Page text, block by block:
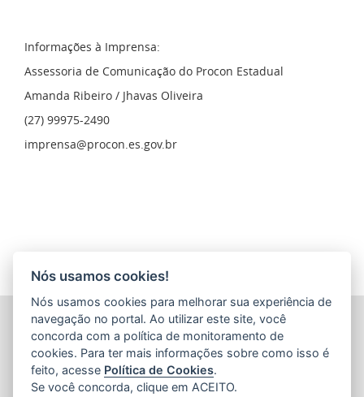
Informações à Imprensa:
Assessoria de Comunicação do Procon Estadual
Amanda Ribeiro / Jhavas Oliveira
(27) 99975-2490
imprensa@procon.es.gov.br
INSTITUTO ESTADUAL DE PROTEÇÃO E DEFESA DO
CONSUMIDOR (PROCON-ES)
Avenida Jerônimo Monteiro, nº 935 - Centro
CEP: 29.010-003 - Vitória / Espírito Santo
Tel.: 151
Nós usamos cookies!
Nós usamos cookies para melhorar sua experiência de
navegação no portal. Ao utilizar este site, você
concorda com a política de monitoramento de
cookies. Para ter mais informações sobre como isso é
feito, acesse Política de Cookies.
Se você concorda, clique em ACEITO.